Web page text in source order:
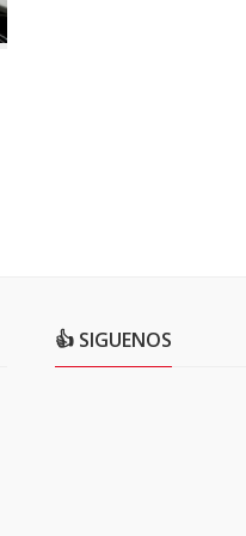
👍 SIGUENOS